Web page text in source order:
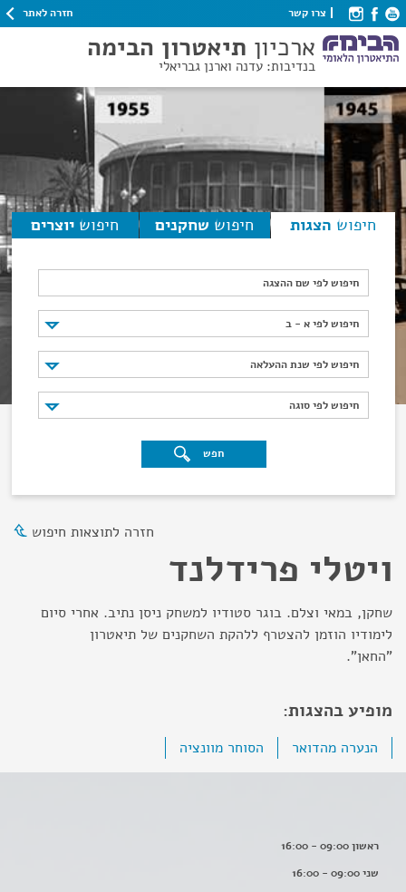
צרו קשר חזרה לאתר
ארכיון תיאטרון הבימה
בנדיבות: עדנה וארנן גבריאלי
חיפוש הצגות חיפוש שחקנים חיפוש יוצרים
חיפוש לפי שם ההצגה
חיפוש לפי א - ב
חיפוש לפי א - ב
חיפוש לפי שנת ההעלאה
חיפוש לפי שנת ההעלאה
חיפוש לפי סוגה
חיפוש לפי סוגה
חפש
חזרה לתוצאות חיפוש
ויטלי פרידלנד
שחקן, במאי וצלם. בוגר סטודיו למשחק ניסן נתיב. אחרי סיום
לימודיו הוזמן להצטרף ללהקת השחקנים של תיאטרון
"החאן".
מופיע בהצגות:
הנערה מהדואר הסוחר מוונציה
ראשון 09:00 - 16:00
שני 09:00 - 16:00